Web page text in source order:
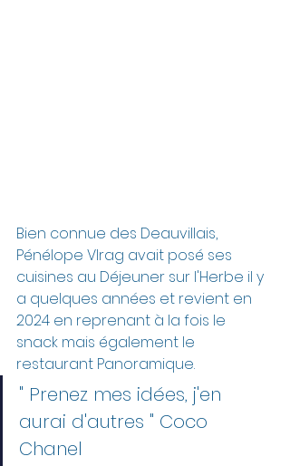
Bien connue des Deauvillais,
Pénélope VIrag avait posé ses
cuisines au Déjeuner sur l'Herbe il y
a quelques années et revient en
2024 en reprenant à la fois le
snack mais également le
restaurant Panoramique.
" Prenez mes idées, j'en
aurai d'autres " Coco
Chanel